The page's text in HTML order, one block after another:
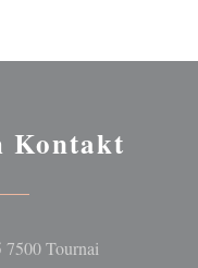
Kontakt
7500 Tournai((öppnas i ett